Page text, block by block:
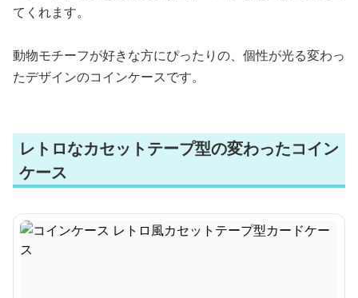
てくれます。
動物モチーフが好きな方にぴったりの、個性が光る変わっ
たデザインのコインケースです。
レトロなカセットテープ型の変わったコイン
ケース